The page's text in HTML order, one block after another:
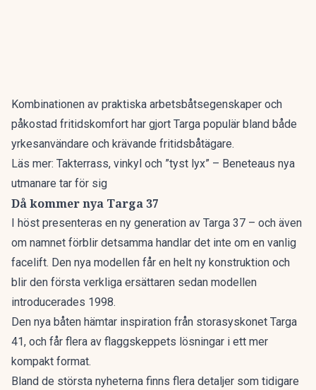
Kombinationen av praktiska arbetsbåtsegenskaper och
påkostad fritidskomfort har gjort Targa populär bland både
yrkesanvändare och krävande fritidsbåtägare.
Läs mer: Takterrass, vinkyl och ”tyst lyx” – Beneteaus nya
utmanare tar för sig
Då kommer nya Targa 37
I höst presenteras en ny generation av Targa 37 – och även
om namnet förblir detsamma handlar det inte om en vanlig
facelift. Den nya modellen får en helt ny konstruktion och
blir den första verkliga ersättaren sedan modellen
introducerades 1998.
Den nya båten hämtar inspiration från storasyskonet Targa
41, och får flera av flaggskeppets lösningar i ett mer
kompakt format.
Bland de största nyheterna finns flera detaljer som tidigare